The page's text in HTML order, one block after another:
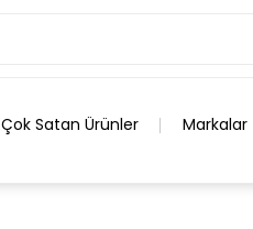
Çok Satan Ürünler Markalar